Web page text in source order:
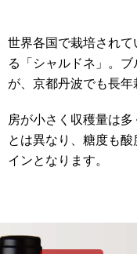
世界各国で栽培され
る「シャルドネ」。
が、京都丹波でも長年
房が小さく収穫量は
とは異なり、糖度も
インとなります。